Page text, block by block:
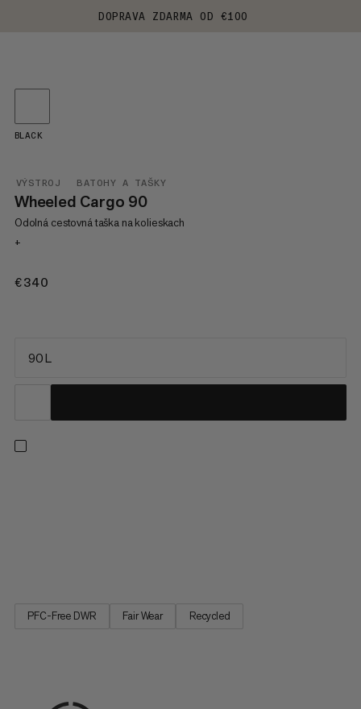
DOPRAVA ZDARMA OD €100
VÝSTROJ BATOHY A TAŠKY
Wheeled Cargo 90
Odolná cestovná taška na kolieskach
+
€340
BLACK
90 L
PFC-Free DWR Fair Wear Recycled